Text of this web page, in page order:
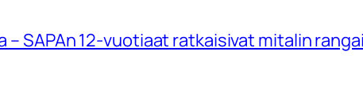
– SAPAn 12-vuotiaat ratkaisivat mitalin